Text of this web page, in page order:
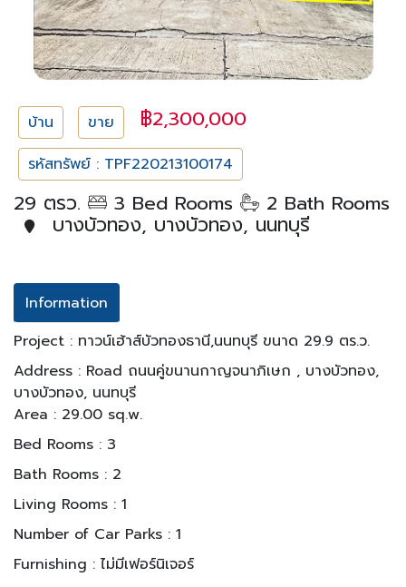
บ้าน ขาย ฿2,300,000
รหัสทรัพย์ : TPF220213100174
29 ตรว. 3 Bed Rooms 2 Bath Rooms
บางบัวทอง, บางบัวทอง, นนทบุรี
Information
Project : ทาวน์เฮ้าส์บัวทองธานี,นนทบุรี ขนาด 29.9 ตร.ว.
Address : Road ถนนคู่ขนานกาญจนาภิเษก , บางบัวทอง,
บางบัวทอง, นนทบุรี
Area : 29.00 sq.w.
Bed Rooms : 3
Bath Rooms : 2
Living Rooms : 1
Number of Car Parks : 1
Furnishing : ไม่มีเฟอร์นิเจอร์